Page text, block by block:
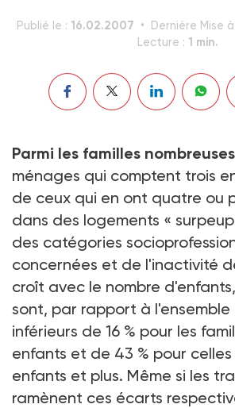
Publié le : 16.02.2007 Dernière Mise
Lecture : 1 min.
Parmi les familles
ménages qui comptent trois
de ceux qui en ont quatre ou
dans des logements «
des catégories
concernées et de l'inactivité
croît avec le nombre
sont, par rapport à l'ensemble
inférieurs de 16 % pour les
enfants et de 43 % pour
enfants et plus. Même si les
ramènent ces écarts